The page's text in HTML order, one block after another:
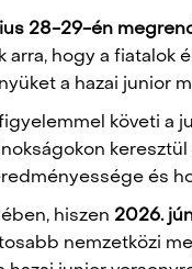
28-29-én
hogy a fiatalok
a hazai junior
követi a
és
hiszen 2026.
nemzetközi